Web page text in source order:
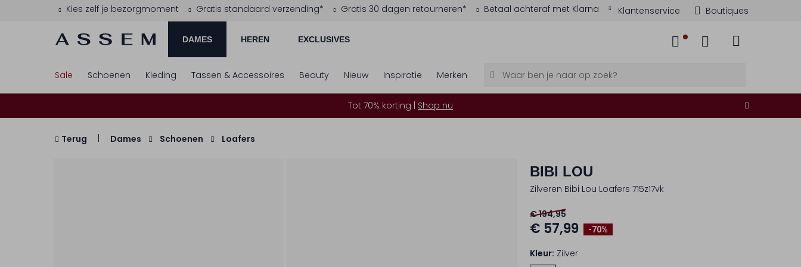
Kies zelf je bezorgmoment Gratis standaard verzending* Gratis 30 dagen retourneren* Betaal achteraf met Klarna Klantenservice Boutiques
DAMES HEREN EXCLUSIVES
Sale Schoenen Kleding Tassen & Accessoires Beauty Nieuw Inspiratie Merken
Tot 70% korting | Shop nu
Terug Dames Schoenen Loafers
BIBI LOU
Zilveren Bibi Lou Loafers 715z17vk
-70%
€ 194,95
€ 57,99
Kleur: Zilver